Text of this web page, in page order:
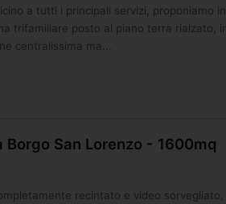
a tutti i principali servizi, proponiamo in
trifamiliare posto al piano terra rialzato,
centralissima ma...
San Lorenzo - 1600mq
recintato e video sorvegliato,